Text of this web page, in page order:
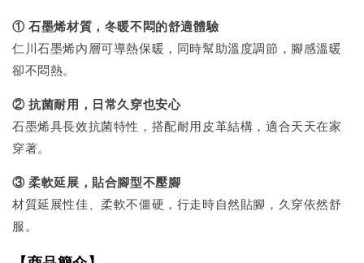
① 石墨烯材質，冬暖不悶的舒適體驗
仁川石墨烯內層可導熱保暖，同時幫助溫度調節，腳感溫暖
卻不悶熱。
② 抗菌耐用，日常久穿也安心
石墨烯具長效抗菌特性，搭配耐用皮革結構，適合天天在家
穿著。
③ 柔軟延展，貼合腳型不壓腳
材質延展性佳、柔軟不僵硬，行走時自然貼腳，久穿依然舒
服。